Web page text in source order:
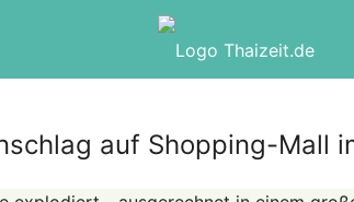
auf Shopping-Mall